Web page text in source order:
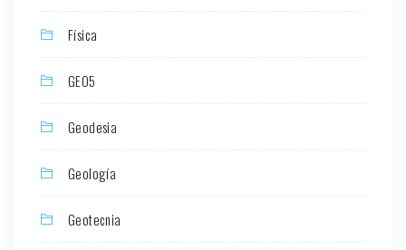
Física
GEO5
Geodesia
Geología
Geotecnia